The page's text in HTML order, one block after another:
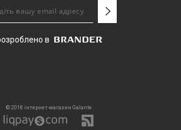
в
© 2018 інтернет-магазин Galante